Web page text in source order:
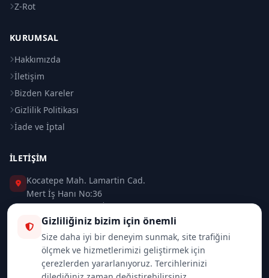
Z-Rot
KURUMSAL
Hakkımızda
İletişim
Bizden Kareler
Gizlilik Politikası
İade ve İptal
İLETIŞIM
Kocatepe Mah. Lamartin Cad.
Mert İş Hanı No:36
Taksim / Beyoğlu / İSTANBUL
0 (212) 235 37 83
0 (532) 418 08 46
Gizliliğiniz bizim için önemli
Size daha iyi bir deneyim sunmak, site trafiğini
ölçmek ve hizmetlerimizi geliştirmek için
çerezlerden yararlanıyoruz. Tercihlerinizi